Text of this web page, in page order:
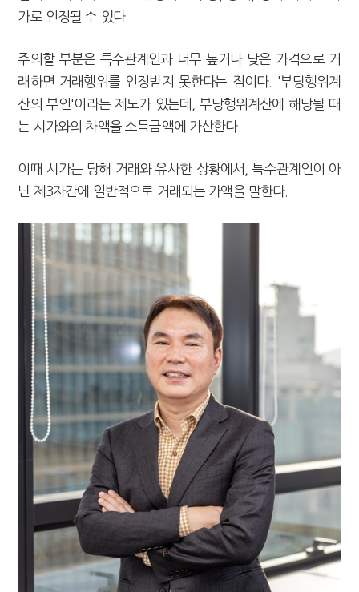
가로 인정될 수 있다.
주의할 부분은 특수관계인과 너무 높거나 낮은 가격으로 거
래하면 거래행위를 인정받지 못한다는 점이다. '부당행위계
산의 부인'이라는 제도가 있는데, 부당행위계산에 해당될 때
는 시가와의 차액을 소득금액에 가산한다.
이때 시가는 당해 거래와 유사한 상황에서, 특수관계인이 아
닌 제3자간에 일반적으로 거래되는 가액을 말한다.